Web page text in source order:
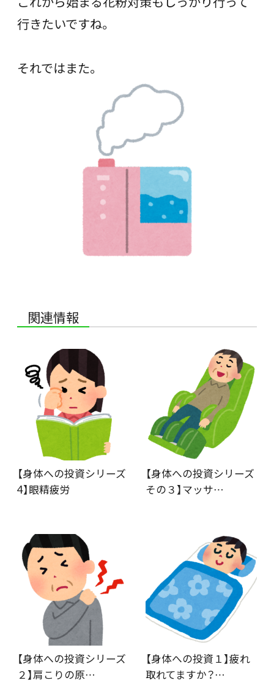
行きたいですね。
それではまた。
関連情報
【身体への投資シリーズ
4】眼精疲労
【身体への投資シリーズ
その３】マッサ…
【身体への投資シリーズ
２】肩こりの原…
【身体への投資１】疲れ
取れてますか？…